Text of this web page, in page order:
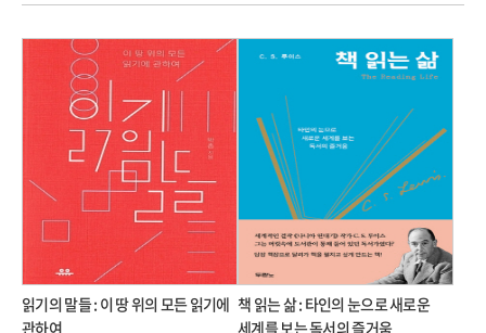
읽기의 말들 : 이 땅 위의 모든 읽기에
관하여
책 읽는 삶 : 타인의 눈으로 새로운
세계를 보는 독서의 즐거움